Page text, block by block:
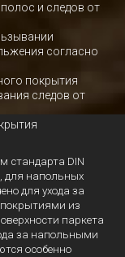
и следов от
согласно
покрытия
следов от
стандарта DIN
для напольных
для ухода за
из
паркета
за напольными
особенно